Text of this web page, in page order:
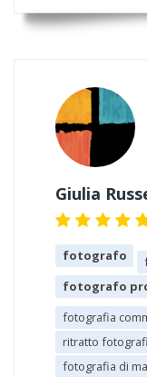
Giulia
fotografo
fotografo
fotografia
ritratto
fotografia di